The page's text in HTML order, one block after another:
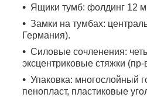
Ящики тумб: фолдинг 12
Замки на тумбах:
Германия).
Силовые сочленения:
эксцентриковые стяжки
Упаковка: многослойный
пенопласт, пластиковые